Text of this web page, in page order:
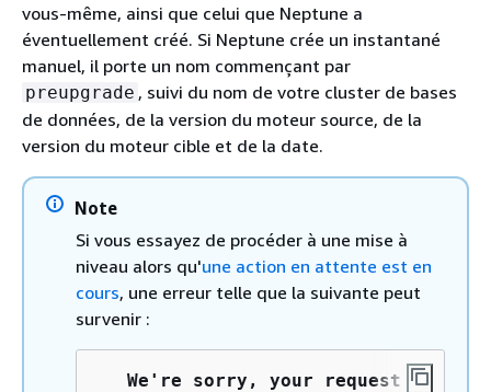
vous-même, ainsi que celui que Neptune a
éventuellement créé. Si Neptune crée un instantané
manuel, il porte un nom commençant par
preupgrade , suivi du nom de votre cluster de bases
de données, de la version du moteur source, de la
version du moteur cible et de la date.
Note
Si vous essayez de procéder à une mise à
niveau alors qu'une action en attente est en
cours, une erreur telle que la suivante peut
survenir :
We're sorry, your request to